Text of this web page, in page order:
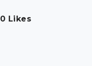
0 Likes